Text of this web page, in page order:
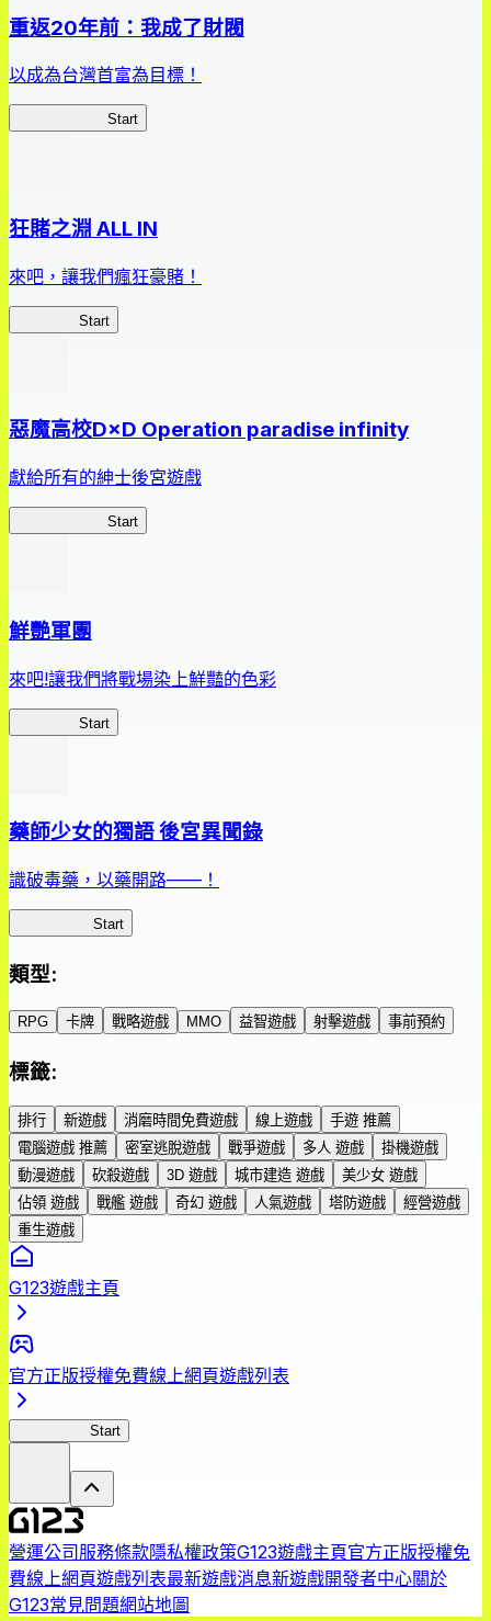
重返20年前：我成了財閥
以成為台灣首富為目標！
Start
狂賭之淵 ALL IN
來吧，讓我們瘋狂豪賭！
Start
惡魔高校D×D Operation paradise infinity
獻給所有的紳士後宮遊戲
Start
鮮艷軍團
來吧!讓我們將戰場染上鮮豔的色彩
Start
藥師少女的獨語 後宮異聞錄
識破毒藥，以藥開路——！
Start
類型:
RPG 卡牌 戰略遊戲 MMO 益智遊戲 射擊遊戲 事前預約
標籤:
排行 新遊戲 消磨時間免費遊戲 線上遊戲
手遊 推薦
電腦遊戲 推薦
密室逃脫遊戲 戰爭遊戲 多人 遊戲
掛機遊戲
動漫遊戲
砍殺遊戲 3D 遊戲 城市建造 遊戲
美少女 遊戲
佔領 遊戲
戰艦 遊戲 奇幻 遊戲 人氣遊戲 塔防遊戲
經營遊戲
重生遊戲
G123遊戲主頁
官方正版授權免費線上網頁遊戲列表
Start
營運公司服務條款隱私權政策G123遊戲主頁官方正版授權免
費線上網頁遊戲列表最新遊戲消息新遊戲開發者中心關於
G123常見問題網站地圖